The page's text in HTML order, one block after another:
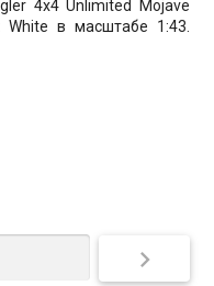
4х4 Unlimited Mojave
White в масштабе 1:43.
